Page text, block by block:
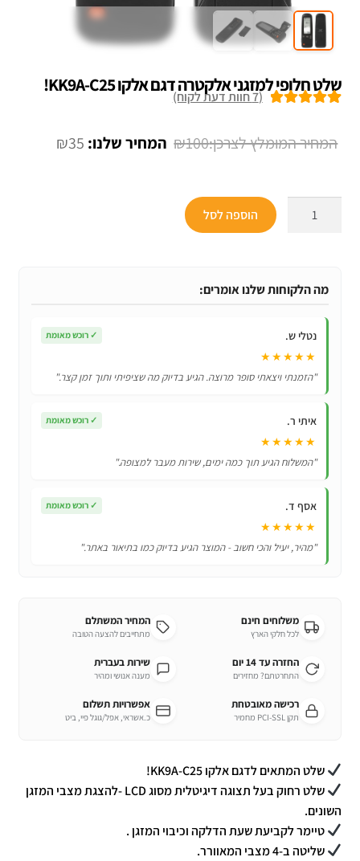
שלט חלופי למזגני אלקטרה דגם אלקו KK9A-C25!
(
7חוות דעת לקוח)
₪100
המחיר
₪35 המחיר
למזגני
דגם
C25!
הוספה לסל
מה הלקוחות שלנו אומרים:
נטלי ש. ✓ רוכש מאומת
★★★★★
"הזמנתי ויצאתי סופר מרוצה. הגיע בדיוק מה שציפיתי ותוך זמן קצר."
איתי ר. ✓ רוכש מאומת
★★★★★
"המשלוח הגיע תוך כמה ימים, שירות מעבר למצופה."
אסף ד. ✓ רוכש מאומת
★★★★★
"מהיר, יעיל והכי חשוב - המוצר הגיע בדיוק כמו בתיאור באתר."
משלוחים חינם
לכל חלקי הארץ
המחיר המשתלם
מתחייבים להצעה הטובה
החזרה עד 14 יום
התחרטתם? מחזירים
שירות בעברית
מענה אנושי ומהיר
רכישה מאובטחת
תקן PCI-SSL מחמיר
אפשרויות תשלום
כ.אשראי, אפל/גוגל פיי, ביט
שלט המתאים לדגם אלקו KK9A-C25!
שלט רחוק בעל תצוגה דיגיטלית מסוג LCD -להצגת מצבי המזגן
השונים.
טיימר לקביעת שעת הדלקה וכיבוי המזגן .
שליטה ב-4 מצבי המאוורר.